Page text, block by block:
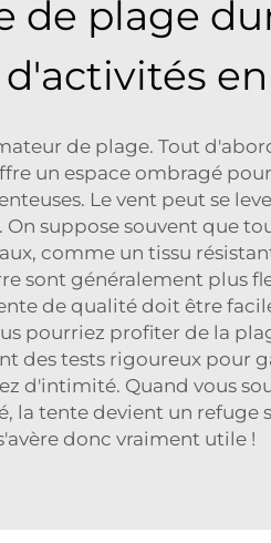
de plage
de plage. Tout
un espace ombragé
Le vent peut se
suppose souvent que
comme un tissu
sont généralement plus
de qualité doit être
pourriez profiter de la
des tests rigoureux
d'intimité. Quand vous
tente devient un refuge
donc vraiment utile !